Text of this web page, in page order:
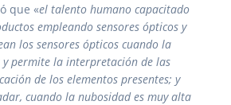
que «el talento humano capacitado
empleando sensores ópticos y
los sensores ópticos cuando la
y permite la interpretación de las
de los elementos presentes; y
cuando la nubosidad es muy alta